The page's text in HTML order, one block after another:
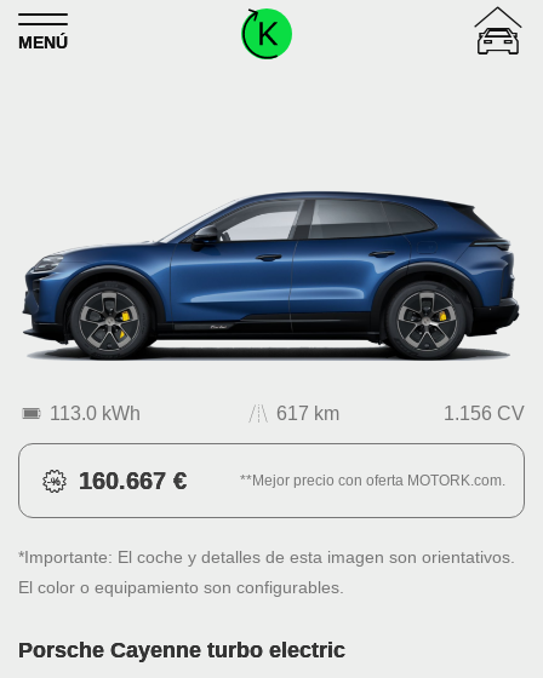
Skip to content
MENÚ
113.0 kWh 617 km 1.156 CV
160.667 € **Mejor precio con oferta MOTORK.com.
*Importante: El coche y detalles de esta imagen son orientativos.
El color o equipamiento son configurables.
Porsche Cayenne turbo electric